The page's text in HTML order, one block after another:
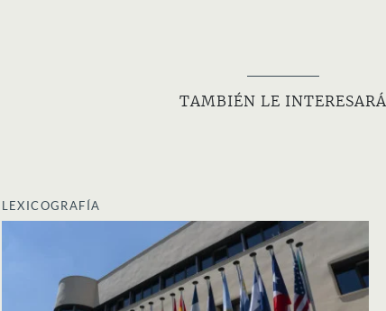
TAMBIÉN LE INTERESARÁ
LEXICOGRAFÍA